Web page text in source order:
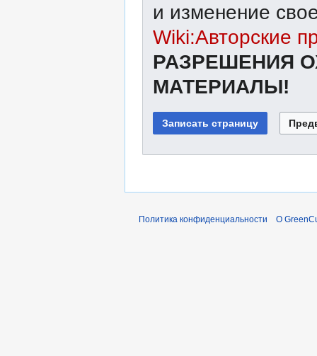
и изменение
Wiki:Авторские
РАЗРЕШЕНИЯ
МАТЕРИАЛЫ!
Политика конфиденциальности О